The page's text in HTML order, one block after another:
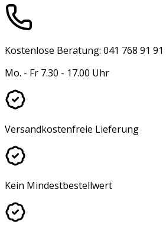
Kostenlose Beratung: 041 768 91 91
Mo. - Fr 7.30 - 17.00 Uhr
Versandkostenfreie Lieferung
Kein Mindestbestellwert